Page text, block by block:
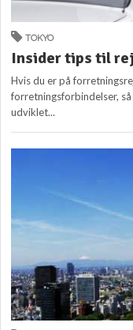
TOKYO
Insider tips til
Hvis du er på
forretningsforbindelser,
udviklet...